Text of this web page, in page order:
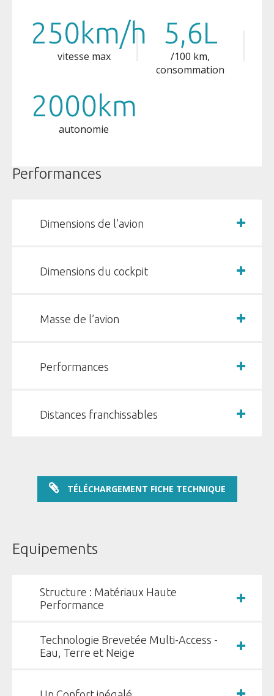
POLYVALENCE
DESIGN
CONFORT
Réserver votre AKOYA
250km/h
vitesse max
5,6L
/100 km,
consommation
2000km
autonomie
Performances
Dimensions de l’avion
Dimensions du cockpit
Masse de l’avion
Performances
Distances franchissables
TÉLÉCHARGEMENT FICHE TECHNIQUE
Equipements
Structure : Matériaux Haute
Performance
Technologie Brevetée Multi-Access -
Eau, Terre et Neige